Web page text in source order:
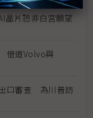
片恐非白宮願望
借道Volvo與
口審查 為川普訪